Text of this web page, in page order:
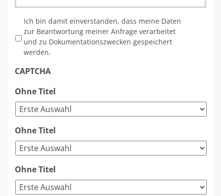
Ich bin damit einverstanden, dass meine Daten
zur Beantwortung meiner Anfrage verarbeitet
und zu Dokumentationszwecken gespeichert
werden.
CAPTCHA
Ohne Titel
Ohne Titel
Ohne Titel